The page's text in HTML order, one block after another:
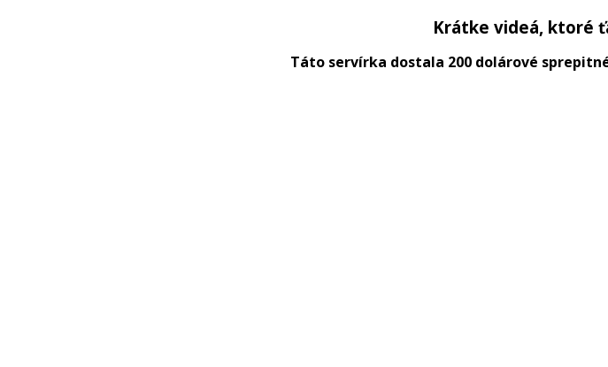
Krátke videá, ktoré
Táto servírka dostala 200 dolárové